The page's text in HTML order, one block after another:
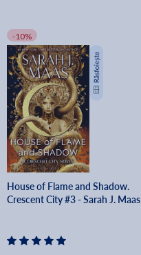
-10%
House of Flame and Shadow.
Crescent City #3 - Sarah J. Maas